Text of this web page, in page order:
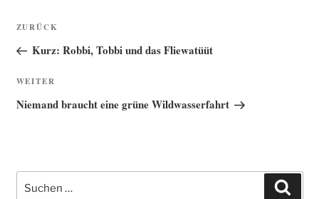
Beitragsnavigation
Vorheriger
Beitrag
ZURÜCK
Kurz: Robbi, Tobbi und das Fliewatüüt
Nächster
Beitrag
WEITER
Niemand braucht eine grüne Wildwasserfahrt